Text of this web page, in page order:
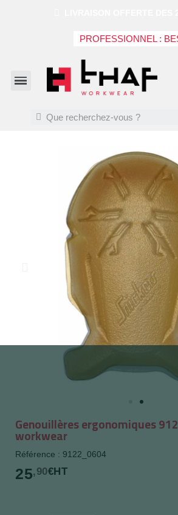
PROFESSIONNEL :
Genouillères ergonomiques
workwear
Référence : 9122_0604
25,90€HT